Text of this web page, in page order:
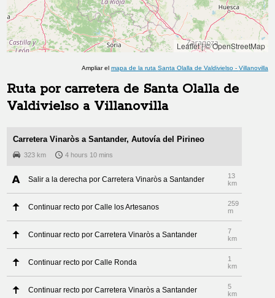
Leaflet|© OpenStreetMap
Ampliar el mapa de la ruta Santa Olalla de Valdivielso- Villanovilla
Ruta por carretera de Santa Olalla de
Valdivielso a Villanovilla
Carretera Vinaròs a Santander, Autovía del Pirineo
323 km 4 hours 10 mins
Salir a la derecha por Carretera Vinaròs a Santander
13
km
Continuar recto por Calle los Artesanos
259
m
Continuar recto por Carretera Vinaròs a Santander
7
km
Continuar recto por Calle Ronda
1
km
Continuar recto por Carretera Vinaròs a Santander
5
km